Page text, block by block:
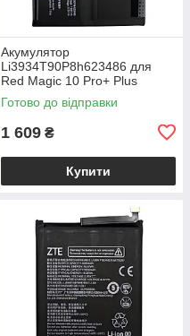
Акумулятор
Li3934T90P8h623486 для
Red Magic 10 Pro+ Plus
Готово до відправки
1 609 ₴
Купити